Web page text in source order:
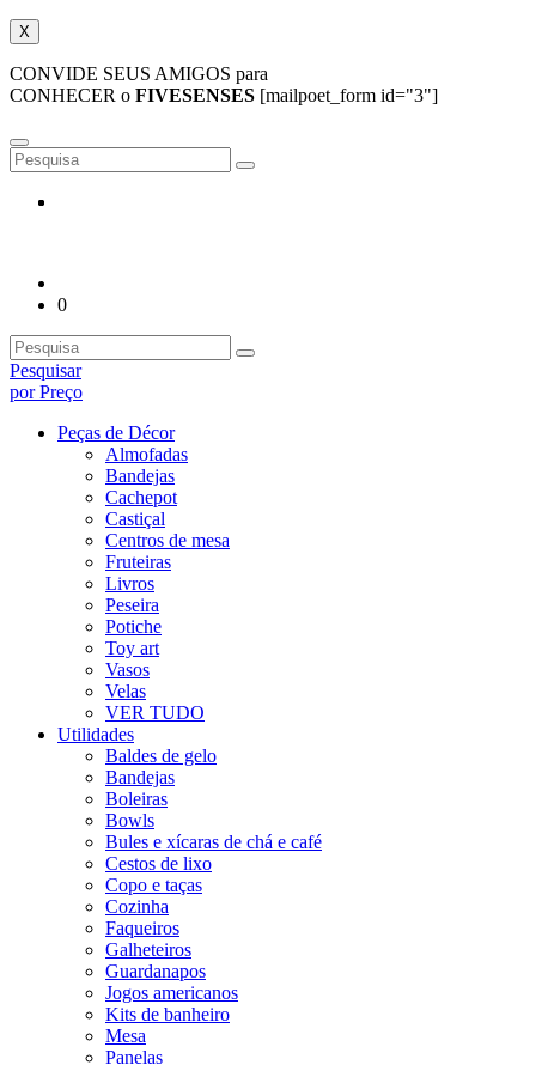
X
CONVIDE SEUS AMIGOS para
CONHECER o FIVESENSES [mailpoet_form id="3"]
0
Pesquisar
por Preço
Peças de Décor
Almofadas
Bandejas
Cachepot
Castiçal
Centros de mesa
Fruteiras
Livros
Peseira
Potiche
Toy art
Vasos
Velas
VER TUDO
Utilidades
Baldes de gelo
Bandejas
Boleiras
Bowls
Bules e xícaras de chá e café
Cestos de lixo
Copo e taças
Cozinha
Faqueiros
Galheteiros
Guardanapos
Jogos americanos
Kits de banheiro
Mesa
Panelas